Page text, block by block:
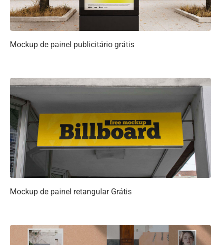
Mockup de painel publicitário grátis
Mockup de painel retangular Grátis